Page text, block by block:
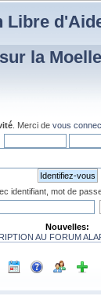
Libre
la
. Merci de vous
identifiant, mot de
Nouvelles:
AU FORUM